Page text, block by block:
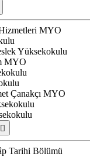
MYO
Yüksekokulu
MYO
Çanakçı MYO
Tarihi Bölümü